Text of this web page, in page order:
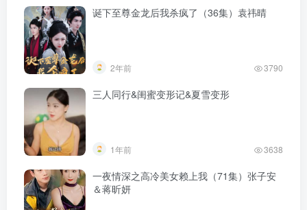
诞下至尊金龙后我杀疯了（36集）袁祎晴
2年前 3790
三人同行&闺蜜变形记&夏雪变形
1年前 3638
一夜情深之高冷美女赖上我（71集）张子安
＆蒋昕妍